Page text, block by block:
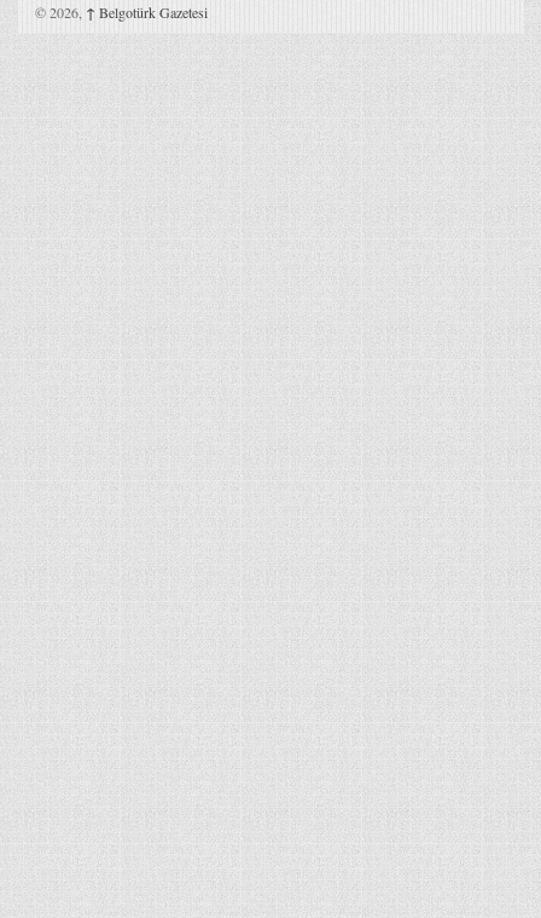
© 2026, ↑ Belgotürk Gazetesi